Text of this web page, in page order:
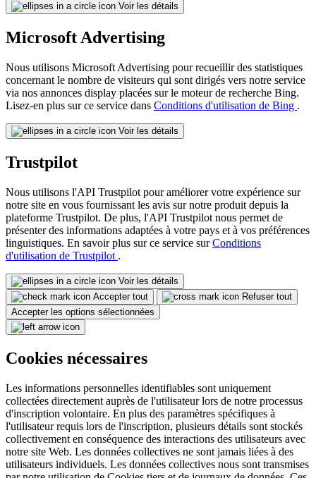
Voir les détails
Microsoft Advertising
Nous utilisons Microsoft Advertising pour recueillir des statistiques
concernant le nombre de visiteurs qui sont dirigés vers notre service
via nos annonces display placées sur le moteur de recherche Bing.
Lisez-en plus sur ce service dans Conditions d'utilisation de Bing .
Voir les détails
Trustpilot
Nous utilisons l'API Trustpilot pour améliorer votre expérience sur
notre site en vous fournissant les avis sur notre produit depuis la
plateforme Trustpilot. De plus, l'API Trustpilot nous permet de
présenter des informations adaptées à votre pays et à vos préférences
linguistiques. En savoir plus sur ce service surConditions
d'utilisation de Trustpilot .
Voir les détails
Accepter tout
Refuser tout
Accepter les options sélectionnées
Cookies nécessaires
Les informations personnelles identifiables sont uniquement
collectées directement auprès de l'utilisateur lors de notre processus
d'inscription volontaire. En plus des paramètres spécifiques à
l'utilisateur requis lors de l'inscription, plusieurs détails sont stockés
collectivement en conséquence des interactions des utilisateurs avec
notre site Web. Les données collectives ne sont jamais liées à des
utilisateurs individuels. Les données collectives nous sont transmises